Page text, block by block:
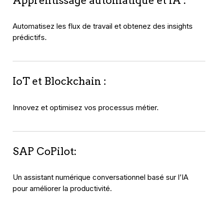
Automatisez les flux de travail et obtenez des insights
prédictifs.
IoT et Blockchain :
Innovez et optimisez vos processus métier.
SAP CoPilot:
Un assistant numérique conversationnel basé sur l’IA
pour améliorer la productivité.